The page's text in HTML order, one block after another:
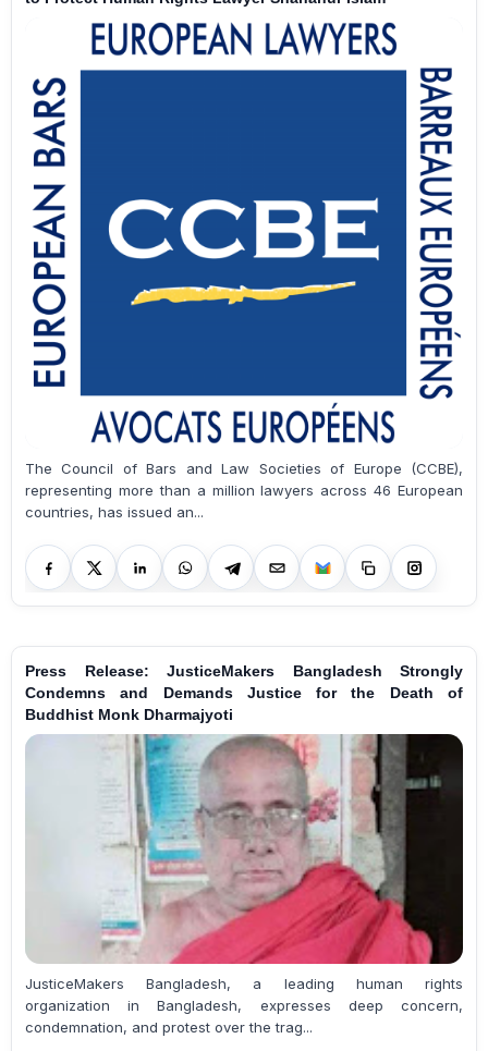
The Council of Bars and Law Societies of Europe (CCBE),
representing more than a million lawyers across 46 European
countries, has issued an...
Press Release: JusticeMakers Bangladesh Strongly
Condemns and Demands Justice for the Death of
Buddhist Monk Dharmajyoti
JusticeMakers Bangladesh, a leading human rights
organization in Bangladesh, expresses deep concern,
condemnation, and protest over the trag...